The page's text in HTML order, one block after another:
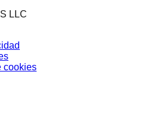
LLC
cookies